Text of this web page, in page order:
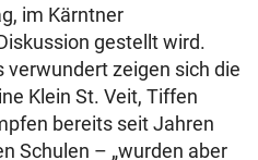
im Kärntner
gestellt wird.
verwundert zeigen sich die
Klein St. Veit, Tiffen
bereits seit Jahren
Schulen – „wurden aber